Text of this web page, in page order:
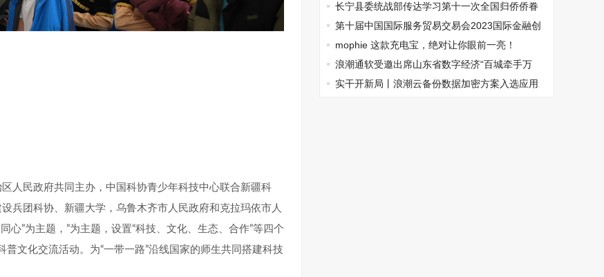
人民政府共同主办，中国科协青少年科技中心联合新疆科
兵团科协、新疆大学，乌鲁木齐市人民政府和克拉玛依市人
心”为主题，”为主题，设置“科技、文化、生态、合作”等四个
文化交流活动。为“一带一路”沿线国家的师生共同搭建科技
科学技术奖”一等奖
长宁县委统战部传达学习第十一次全国归侨侨眷
代表大会会议精神
第十届中国国际服务贸易交易会2023国际金融创
新与合作论坛成功举办
mophie 这款充电宝，绝对让你眼前一亮！
浪潮通软受邀出席山东省数字经济“百城牵手万
项”活动首站
实干开新局丨浪潮云备份数据加密方案入选应用